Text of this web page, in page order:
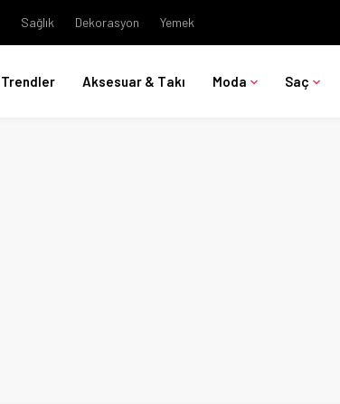
Sağlık Dekorasyon Yemek
Trendler Aksesuar & Takı Moda Saç